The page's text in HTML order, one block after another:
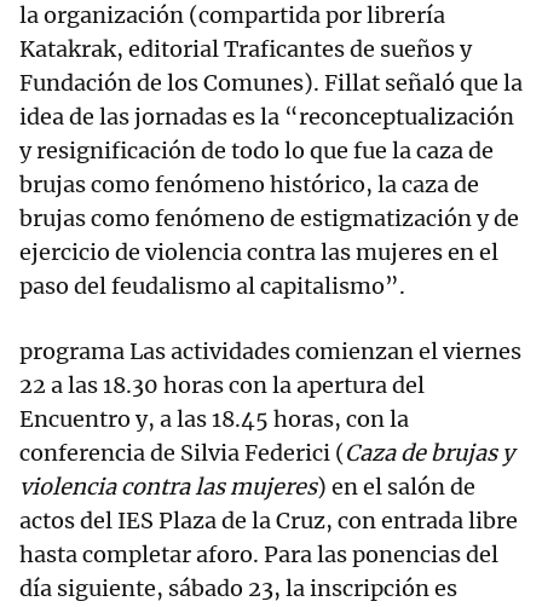
la organización (compartida por librería
Katakrak, editorial Traficantes de sueños y
Fundación de los Comunes). Fillat señaló que la
idea de las jornadas es la “reconceptualización
y resignificación de todo lo que fue la caza de
brujas como fenómeno histórico, la caza de
brujas como fenómeno de estigmatización y de
ejercicio de violencia contra las mujeres en el
paso del feudalismo al capitalismo”.
programa Las actividades comienzan el viernes
22 a las 18.30 horas con la apertura del
Encuentro y, a las 18.45 horas, con la
conferencia de Silvia Federici (Caza de brujas y
violencia contra las mujeres) en el salón de
actos del IES Plaza de la Cruz, con entrada libre
hasta completar aforo. Para las ponencias del
día siguiente, sábado 23, la inscripción es